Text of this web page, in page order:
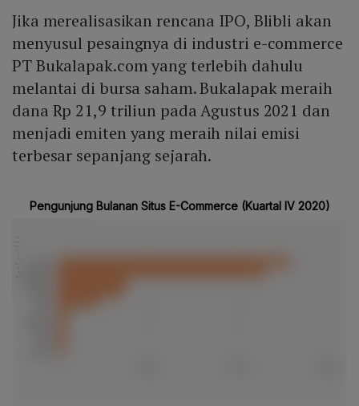
Jika merealisasikan rencana IPO, Blibli akan
menyusul pesaingnya di industri e-commerce
PT Bukalapak.com yang terlebih dahulu
melantai di bursa saham. Bukalapak meraih
dana Rp 21,9 triliun pada Agustus 2021 dan
menjadi emiten yang meraih nilai emisi
terbesar sepanjang sejarah.